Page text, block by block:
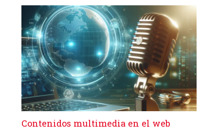
Contenidos multimedia en el web